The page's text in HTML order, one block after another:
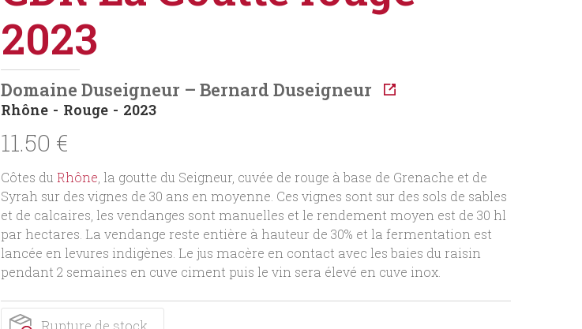
2023
Domaine Duseigneur – Bernard Duseigneur
Rhône Rouge 2023
11.50 €
Côtes du Rhône , la goutte du Seigneur, cuvée de rouge à base de Grenache et de
Syrah sur des vignes de 30 ans en moyenne. Ces vignes sont sur des sols de sables
et de calcaires, les vendanges sont manuelles et le rendement moyen est de 30 hl
par hectares. La vendange reste entière à hauteur de 30% et la fermentation est
lancée en levures indigènes. Le jus macère en contact avec les baies du raisin
pendant 2 semaines en cuve ciment puis le vin sera élevé en cuve inox.
Rupture de stock